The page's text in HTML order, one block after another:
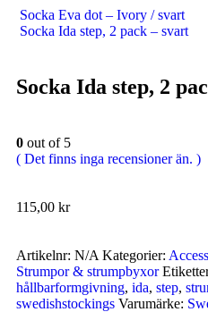
Socka Eva dot – Ivory / svart
Socka Ida step, 2 pack – svart
Socka Ida step, 2
0 out of 5
( Det finns inga recensioner än. )
115,00 kr
Artikelnr: N/A Kategorier:
Strumpor & strumpbyxor
hållbarformgivning, ida, step,
swedishstockings Varumärke: